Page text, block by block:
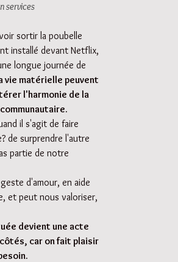
services
sortir la poubelle
installé devant Netflix,
longue journée de
vie matérielle peuvent
l'harmonie de la
il s'agit de faire
de surprendre l'autre
partie de notre
d'amour, en aide
et peut nous valoriser,
devient une acte
car on fait plaisir